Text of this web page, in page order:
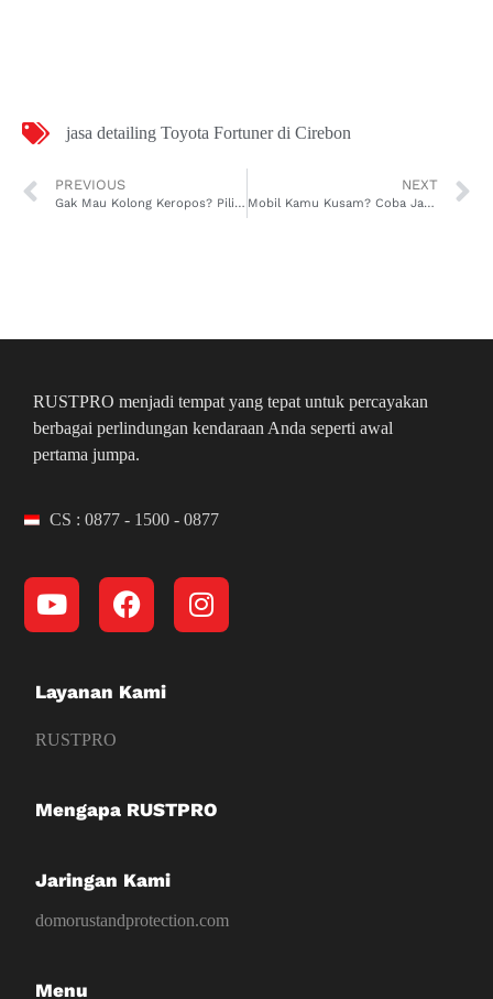
jasa detailing Toyota Fortuner di Cirebon
PREVIOUS
Gak Mau Kolong Keropos? Pilih Rust Pro Jasa Penghilang Karat Mobil Toyota Avanza di Jakarta!
NEXT
Mobil Kamu Kusam? Coba Jasa Coating Toyota Agya di Pontianak Sekarang!
RUSTPRO menjadi tempat yang tepat untuk percayakan
berbagai perlindungan kendaraan Anda seperti awal
pertama jumpa.
CS : 0877 - 1500 - 0877
Layanan Kami
RUSTPRO
Mengapa RUSTPRO
Jaringan Kami
domorustandprotection.com
Menu